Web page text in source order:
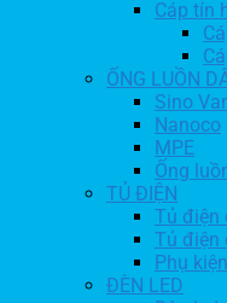
Cáp tín
ỐNG LUỒN
Sino
Nanoco
MPE
Ống
TỦ ĐIỆN
Tủ điện
Tủ điện
Phụ
ĐÈN LED